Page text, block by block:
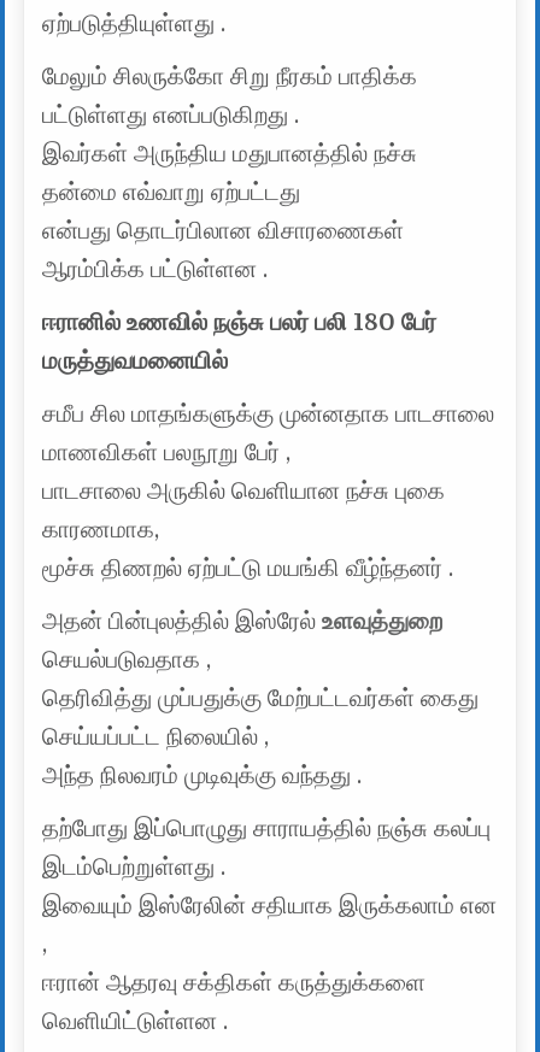
ஏற்படுத்தியுள்ளது .
மேலும் சிலருக்கோ சிறு நீரகம் பாதிக்க
பட்டுள்ளது எனப்படுகிறது .
இவர்கள் அருந்திய மதுபானத்தில் நச்சு
தன்மை எவ்வாறு ஏற்பட்டது
என்பது தொடர்பிலான விசாரணைகள்
ஆரம்பிக்க பட்டுள்ளன .
ஈரானில் உணவில் நஞ்சு பலர் பலி 180 பேர்
மருத்துவமனையில்
சமீப சில மாதங்களுக்கு முன்னதாக பாடசாலை
மாணவிகள் பலநூறு பேர் ,
பாடசாலை அருகில் வெளியான நச்சு புகை
காரணமாக,
மூச்சு திணறல் ஏற்பட்டு மயங்கி வீழ்ந்தனர் .
அதன் பின்புலத்தில் இஸ்ரேல்உளவுத்துறை
செயல்படுவதாக ,
தெரிவித்து முப்பதுக்கு மேற்பட்டவர்கள் கைது
செய்யப்பட்ட நிலையில் ,
அந்த நிலவரம் முடிவுக்கு வந்தது .
தற்போது இப்பொழுது சாராயத்தில் நஞ்சு கலப்பு
இடம்பெற்றுள்ளது .
இவையும் இஸ்ரேலின் சதியாக இருக்கலாம் என
,
ஈரான் ஆதரவு சக்திகள் கருத்துக்களை
வெளியிட்டுள்ளன .